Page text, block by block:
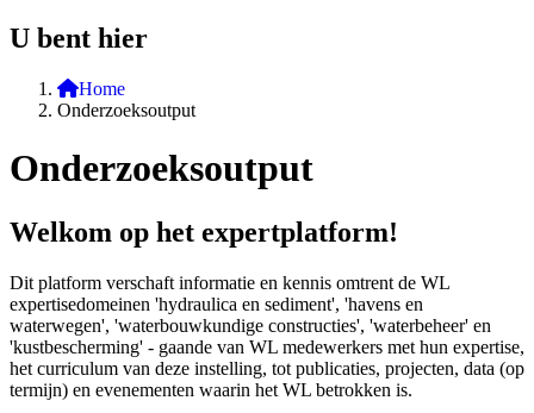
U bent hier
Home
Onderzoeksoutput
Onderzoeksoutput
Welkom op het expertplatform!
Dit platform verschaft informatie en kennis omtrent de WL
expertisedomeinen 'hydraulica en sediment', 'havens en
waterwegen', 'waterbouwkundige constructies', 'waterbeheer' en
'kustbescherming' - gaande van WL medewerkers met hun expertise,
het curriculum van deze instelling, tot publicaties, projecten, data (op
termijn) en evenementen waarin het WL betrokken is.